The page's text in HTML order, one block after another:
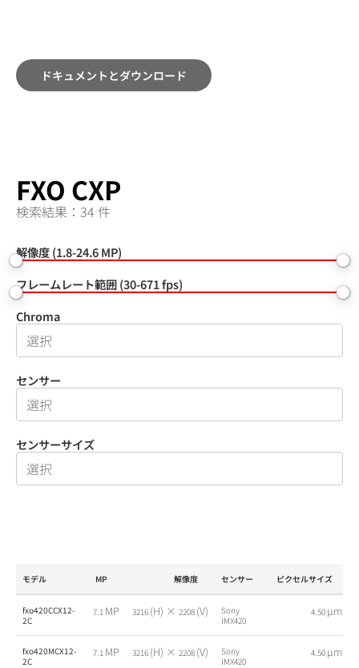
ドキュメントとダウンロード
FXO CXP
検索結果：34 件
解像度 (1.8-24.6 MP)
フレームレート範囲 (30-671 fps)
Chroma
センサー
センサーサイズ
モデル MP 解像度 センサー ピクセルサイズ
fxo420CCX12-
2C
7.1 MP 3216 (H) × 2208 (V)
Sony
IMX420
4.50 µm
fxo420MCX12-
2C
7.1 MP 3216 (H) × 2208 (V)
Sony
IMX420
4.50 µm